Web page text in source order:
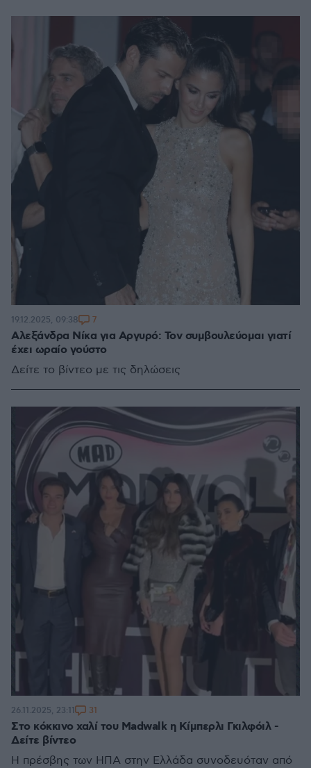
Αλεξάνδρα Νίκα για Αργυρό: Τον συμβουλεύομαι γιατί
έχει ωραίο γούστο
Δείτε το βίντεο με τις δηλώσεις
19.12.2025, 09:38 7
Στο κόκκινο χαλί του Madwalk η Κίμπερλι Γκιλφόιλ -
Δείτε βίντεο
Η πρέσβης των ΗΠΑ στην Ελλάδα συνοδευόταν από
26.11.2025, 23:11 31